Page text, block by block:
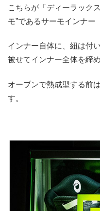
こちらが「ディーラック
モ”であるサーモインナー
インナー自体に、紐は付
被せてインナー全体を締
オーブンで熱成型する前
す。